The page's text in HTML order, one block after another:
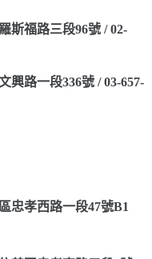
斯福路三段96號 / 02-
興路一段336號 / 03-657-
忠孝西路一段47號B1